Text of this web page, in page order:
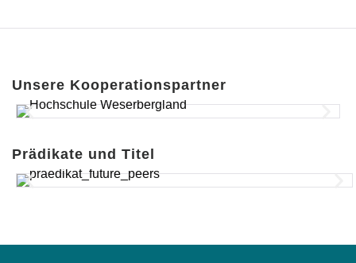
Unsere Kooperationspartner
Prädikate und Titel